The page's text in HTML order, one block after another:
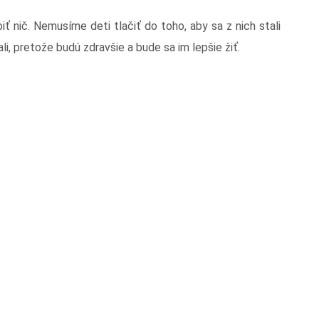
nič. Nemusíme deti tlačiť do toho, aby sa z nich stali
pretože budú zdravšie a bude sa im lepšie žiť.